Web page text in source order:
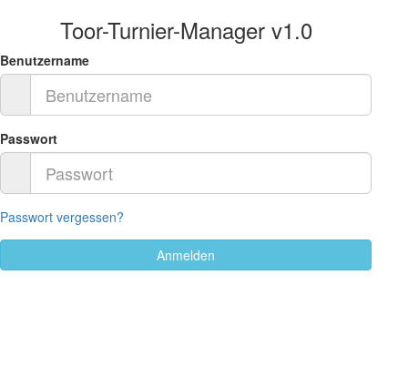
Toor-Turnier-Manager v1.0
Benutzername
Passwort
Passwort vergessen?
Anmelden